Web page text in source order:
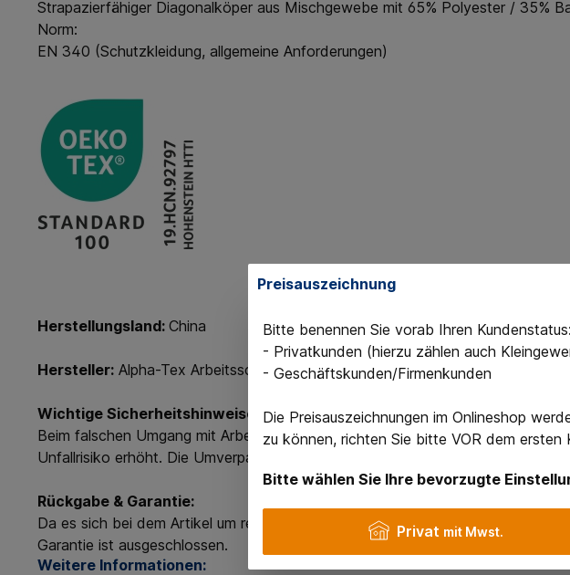
Strapazierfähiger Diagonalköper aus Mischgewebe mit 65% Polyester / 35%
Norm:
EN 340 (Schutzkleidung, allgemeine Anforderungen)
Herstellungsland: China
Hersteller: Alpha-Tex Arbeitsschutz GmbH, Robert-Bosch-Str. 2A, 50181
Wichtige Sicherheitshinweise:
Beim falschen Umgang mit Arbeitsjacken können Schäden, Verschmutzung
Unfallrisiko erhöht. Die Umverpackung in Polybeuteln stellt eine
Rückgabe & Garantie:
Da es sich bei dem Artikel um reduzierte Ware bzw. einen Sale-Artikel
Garantie ist ausgeschlossen.
Weitere Informationen:
Preisauszeichnung
Bitte benennen Sie vorab Ihren Kundenstatus:
- Privatkunden (hierzu zählen auch
- Geschäftskunden/Firmenkunden
Die Preisauszeichnungen im Onlineshop
zu können, richten Sie bitte VOR dem ersten
Bitte wählen Sie Ihre bevorzugte
Privat mit Mwst.